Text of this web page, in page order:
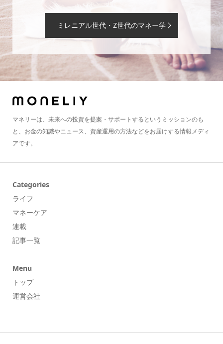
ミレニアル世代・Z世代のマネー学
マネリーは、未来への投資を提案・サポートするというミッションのも
と、お金の知識やニュース、資産運用の方法などをお届けする情報メディ
アです。
Categories
ライフ
マネーケア
連載
記事一覧
Menu
トップ
運営会社